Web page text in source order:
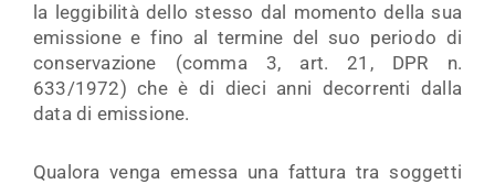
la leggibilità dello stesso dal momento della sua
emissione e fino al termine del suo periodo di
conservazione (comma 3, art. 21, DPR n.
633/1972) che è di dieci anni decorrenti dalla
data di emissione.
Qualora venga emessa una fattura tra soggetti